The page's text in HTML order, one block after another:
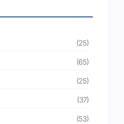
(25)
(65)
(25)
(37)
(53)